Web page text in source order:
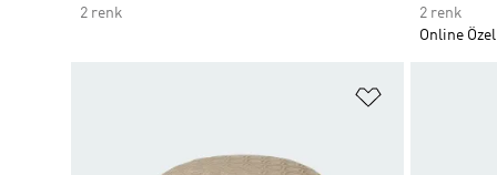
2 renk
2 renk
Online Özel
Favori